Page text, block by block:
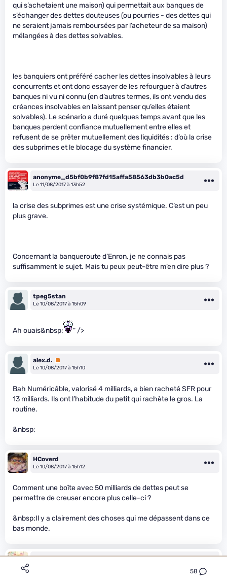
58
qui s’achetaient une maison) qui permettait aux banques de
s’échanger des dettes douteuses (ou pourries - des dettes qui
ne seraient jamais remboursées par l’acheteur de sa maison)
mélangées à des dettes solvables.
les banquiers ont préféré cacher les dettes insolvables à leurs
concurrents et ont donc essayer de les refourguer à d’autres
banques ni vu ni connu (en d’autres termes, ils ont vendu des
créances insolvables en laissant penser qu’elles étaient
solvables). Le scénario a duré quelques temps avant que les
banques perdent confiance mutuellement entre elles et
refusent de se prêter mutuellement des liquidités : d’où la crise
des subprimes et le blocage du système financier.
anonyme_d5bf0b9f87fd15affa58563db3b0ac5d
Le 11/08/2017 à 13h52
la crise des subprimes est une crise systémique. C’est un peu
plus grave.
Concernant la banqueroute d’Enron, je ne connais pas
suffisamment le sujet. Mais tu peux peut-être m’en dire plus ?
tpeg5stan
Le 10/08/2017 à 15h09
Ah ouais&nbsp; " />
alex.d. Premium
Le 10/08/2017 à 15h10
Bah Numéricâble, valorisé 4 milliards, a bien racheté SFR pour
13 milliards. Ils ont l’habitude du petit qui rachète le gros. La
routine.
&nbsp;
HCoverd
Le 10/08/2017 à 15h12
Comment une boîte avec 50 milliards de dettes peut se
permettre de creuser encore plus celle-ci ?
&nbsp;Il y a clairement des choses qui me dépassent dans ce
bas monde.
Ami-Kuns